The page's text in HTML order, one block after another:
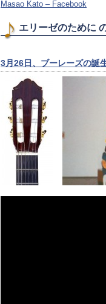
Masao Kato – Facebook
エリーゼのために
3月26日、ブーレーズの誕